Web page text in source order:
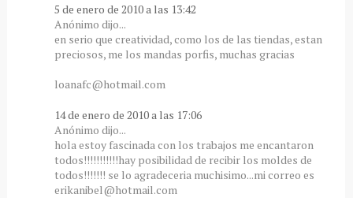
5 de enero de 2010 a las 13:42
Anónimo dijo...
en serio que creatividad, como los de las tiendas, estan
preciosos, me los mandas porfis, muchas gracias
loanafc@hotmail.com
14 de enero de 2010 a las 17:06
Anónimo dijo...
hola estoy fascinada con los trabajos me encantaron
todos!!!!!!!!!!!hay posibilidad de recibir los moldes de
todos!!!!!!! se lo agradeceria muchisimo...mi correo es
erikanibel@hotmail.com